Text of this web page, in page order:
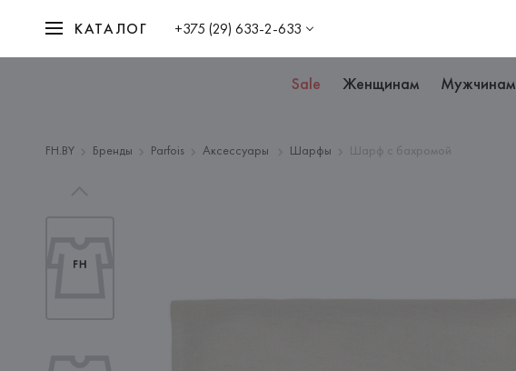
КАТАЛОГ +375 (29) 633-2-633
Sale Женщинам Мужчинам
FH.BY Бренды Parfois Аксессуары Шарфы Шарф с бахромой